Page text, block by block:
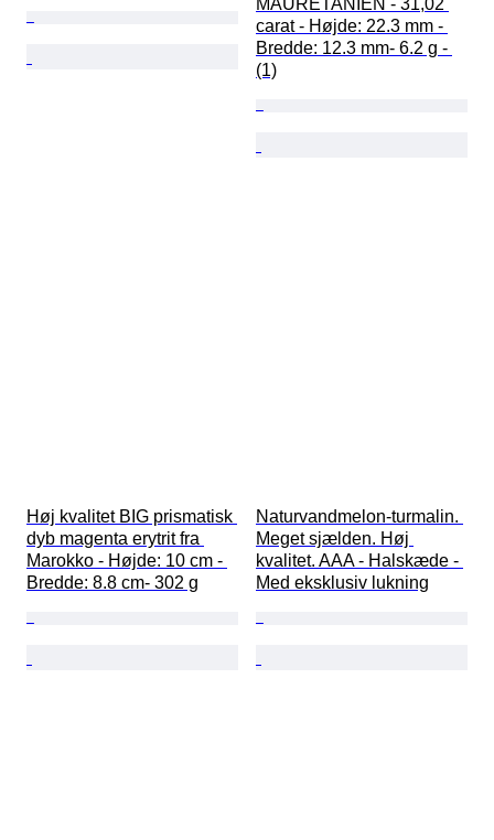
MAURETANIEN - 31,02
carat - Højde: 22.3 mm -
Bredde: 12.3 mm- 6.2 g -
(1)
Høj kvalitet BIG prismatisk
dyb magenta erytrit fra
Marokko - Højde: 10 cm -
Bredde: 8.8 cm- 302 g
Naturvandmelon-turmalin.
Meget sjælden. Høj
kvalitet. AAA - Halskæde -
Med eksklusiv lukning